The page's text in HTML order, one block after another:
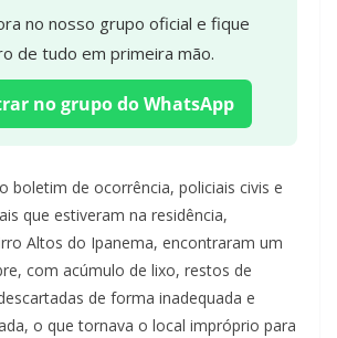
no nosso grupo oficial e fique
de tudo em primeira mão.
no grupo do WhatsApp
boletim de ocorrência, policiais civis e
que estiveram na residência,
Altos do Ipanema, encontraram um
com acúmulo de lixo, restos de
de forma inadequada e
o que tornava o local impróprio para